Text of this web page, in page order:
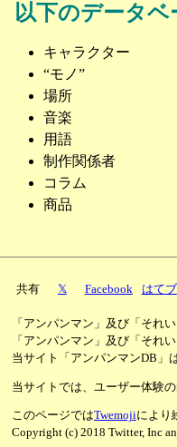
以下のデータ
キャラクター
“モノ”
場所
音楽
用語
制作関係者
コラム
商品
共有 𝕏 Facebook はてブ
「アンパンマン」及び「それ
「アンパンマン」及び「それ
当サイト「アンパンマンDB」は
当サイトでは、ユーザー体験
このページではTwemojiにより
Copyright (c) 2018 Twitter, Inc